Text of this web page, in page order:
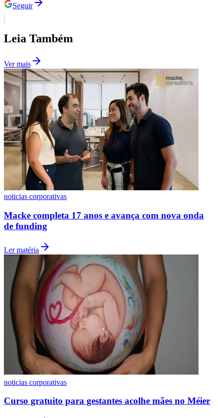
Seguir
Leia Também
Ver mais
noticias corporativas
Macke completa 17 anos e avança com nova onda
de funding
Ler matéria
noticias corporativas
Curso gratuito para gestantes acolhe mães no Méier